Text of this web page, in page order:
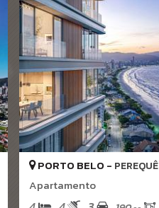
PORTO BELO - PEREQUÊ
Apartamento